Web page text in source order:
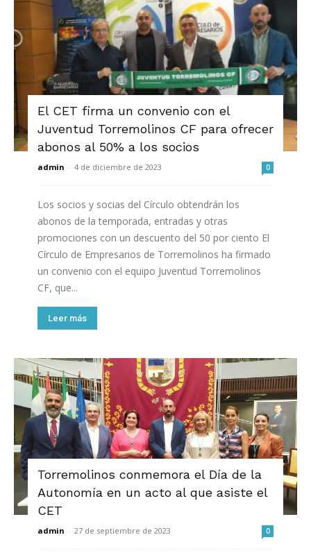
El CET firma un convenio con el
Juventud Torremolinos CF para ofrecer
abonos al 50% a los socios
admin - 4 de diciembre de 2023 0
Los socios y socias del Círculo obtendrán los
abonos de la temporada, entradas y otras
promociones con un descuento del 50 por ciento El
Círculo de Empresarios de Torremolinos ha firmado
un convenio con el equipo Juventud Torremolinos
CF, que...
Leer más
Torremolinos conmemora el Día de la
Autonomía en un acto al que asiste el
CET
admin - 27 de septiembre de 2023 0